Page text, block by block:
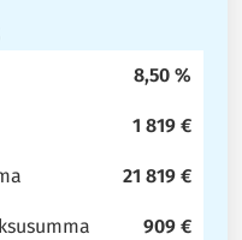
8,50 %
1 819 €
21 819 €
909 €